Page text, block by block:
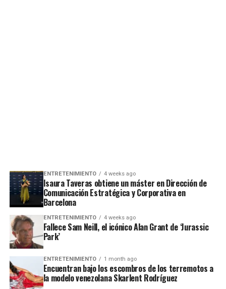
ENTRETENIMIENTO 4 weeks ago
Isaura Taveras obtiene un máster en Dirección de
Comunicación Estratégica y Corporativa en
Barcelona
ENTRETENIMIENTO 4 weeks ago
Fallece Sam Neill, el icónico Alan Grant de ‘Jurassic
Park’
ENTRETENIMIENTO 1 month ago
Encuentran bajo los escombros de los terremotos a
la modelo venezolana Skarlent Rodríguez